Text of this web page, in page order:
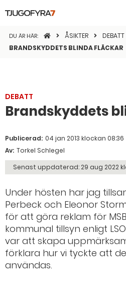
DU ÄR HÄR: STARTSIDAN
ÅSIKTER
DEBATT
BRANDSKYDDETS BLINDA FLÄCKAR
DEBATT
Brandskyddets
Publicerad: 04 jan 2013 klockan 08:36
Av: Torkel Schlegel
Senast uppdaterad:29 aug 2022
Under hösten har jag
Perbeck och Eleonor
för att göra reklam för
kommunal tillsyn enligt
var att skapa
förklara hur vi tyckte att
användas.